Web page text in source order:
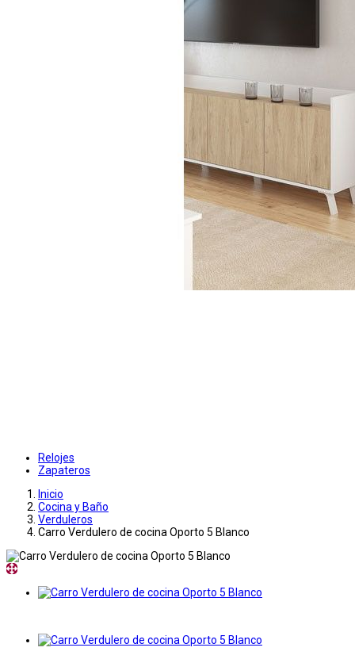
Relojes
Zapateros
Inicio
Cocina y Baño
Verduleros
Carro Verdulero de cocina Oporto 5 Blanco